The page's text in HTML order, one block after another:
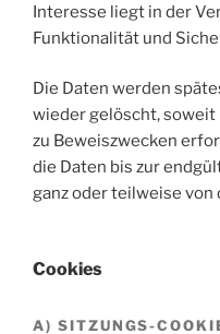
Interesse liegt in der
Funktionalität und
Die Daten werden
wieder gelöscht,
zu Beweiszwecken
die Daten bis zur
ganz oder teilweise
Cookies
A) SITZUNGS-